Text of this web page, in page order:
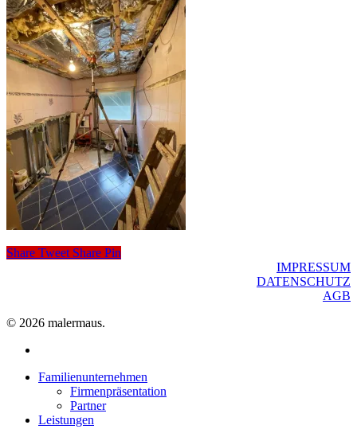
Share Tweet Share Pin
IMPRESSUM
DATENSCHUTZ
AGB
© 2026 malermaus.
Close
Familienunternehmen
Firmenpräsentation
Partner
Leistungen